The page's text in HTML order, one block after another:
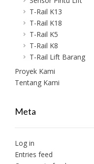
T-Rail K13
T-Rail K18
T-Rail K5
T-Rail K8
T-Rail Lift Barang
Proyek Kami
Tentang Kami
Meta
Log in
Entries feed